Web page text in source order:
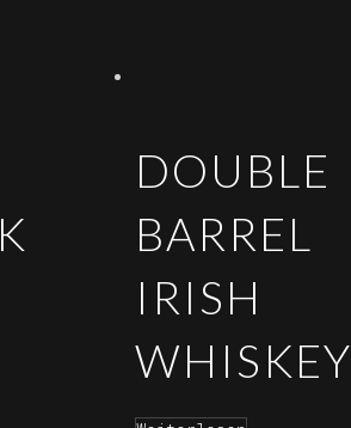
DOUBLE
BARREL
IRISH
WHISKEY